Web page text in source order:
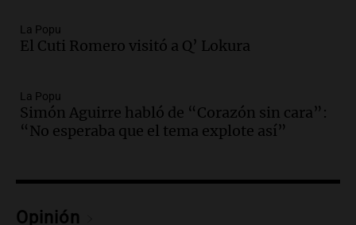
Audio.El cardenal Ángel Rossi advirtió
Santa Misa
Episodios
Audio.La Bulaya se prepara para el cierre
participación de miles de visitantes
Episodios
La Popu
El Cuti Romero visitó a Q’ Lokura
La Popu
Simón Aguirre habló de “Corazón sin cara”:
“No esperaba que el tema explote así”
Opinión